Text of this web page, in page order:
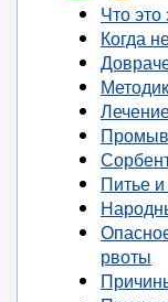
Что это
Когда
Питье
рвоты